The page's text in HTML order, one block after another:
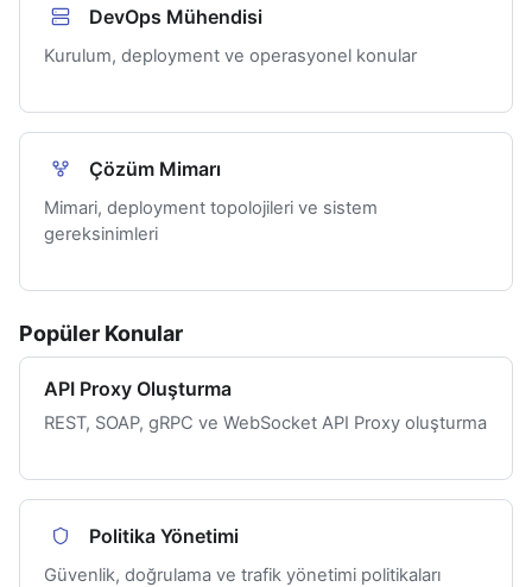
DevOps Mühendisi
Kurulum, deployment ve operasyonel konular
Çözüm Mimarı
Mimari, deployment topolojileri ve sistem
gereksinimleri
Popüler Konular
API Proxy Oluşturma
REST, SOAP, gRPC ve WebSocket API Proxy oluşturma
Politika Yönetimi
Güvenlik, doğrulama ve trafik yönetimi politikaları